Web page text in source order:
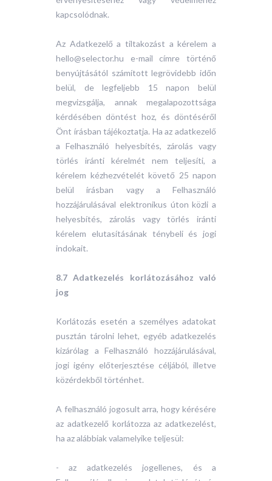
kapcsolódnak.
Az Adatkezelő a tiltakozást a kérelem a
hello@selector.hu e-mail címre történő
benyújtásától számított legrövidebb időn
belül, de legfeljebb 15 napon belül
megvizsgálja, annak megalapozottsága
kérdésében döntést hoz, és döntéséről
Önt írásban tájékoztatja. Ha az adatkezelő
a Felhasználó helyesbítés, zárolás vagy
törlés iránti kérelmét nem teljesíti, a
kérelem kézhezvételét követő 25 napon
belül írásban vagy a Felhasználó
hozzájárulásával elektronikus úton közli a
helyesbítés, zárolás vagy törlés iránti
kérelem elutasításának ténybeli és jogi
indokait.
8.7 Adatkezelés korlátozásához való
jog
Korlátozás esetén a személyes adatokat
pusztán tárolni lehet, egyéb adatkezelés
kizárólag a Felhasználó hozzájárulásával,
jogi igény előterjesztése céljából, illetve
közérdekből történhet.
A felhasználó jogosult arra, hogy kérésére
az adatkezelő korlátozza az adatkezelést,
ha az alábbiak valamelyike teljesül:
- az adatkezelés jogellenes, és a